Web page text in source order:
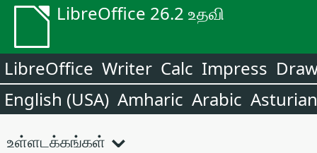
LibreOffice 26.2 உதவி
LibreOffice Writer Calc Impress
English (USA) Amharic Arabic Asturian
உள்ளடக்கங்கள்